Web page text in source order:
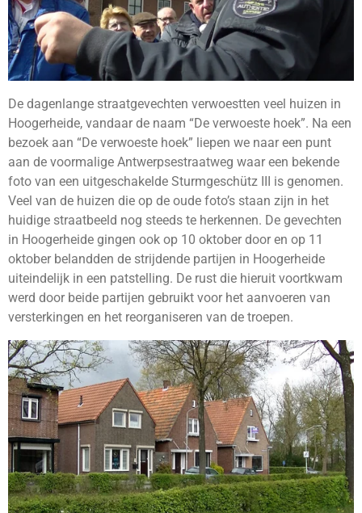
De dagenlange straatgevechten verwoestten veel huizen in
Hoogerheide, vandaar de naam “De verwoeste hoek”. Na een
bezoek aan “De verwoeste hoek” liepen we naar een punt
aan de voormalige Antwerpsestraatweg waar een bekende
foto van een uitgeschakelde Sturmgeschütz III is genomen.
Veel van de huizen die op de oude foto’s staan zijn in het
huidige straatbeeld nog steeds te herkennen. De gevechten
in Hoogerheide gingen ook op 10 oktober door en op 11
oktober belandden de strijdende partijen in Hoogerheide
uiteindelijk in een patstelling. De rust die hieruit voortkwam
werd door beide partijen gebruikt voor het aanvoeren van
versterkingen en het reorganiseren van de troepen.